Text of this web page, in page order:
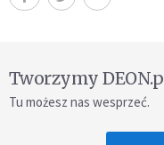
Tworzymy
Tu możesz nas wesprzeć.